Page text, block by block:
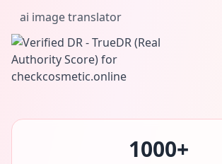
ai image translator
1000+